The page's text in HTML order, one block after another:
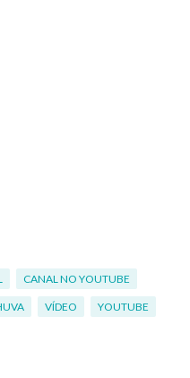
CANAL NO YOUTUBE
VÍDEO
YOUTUBE